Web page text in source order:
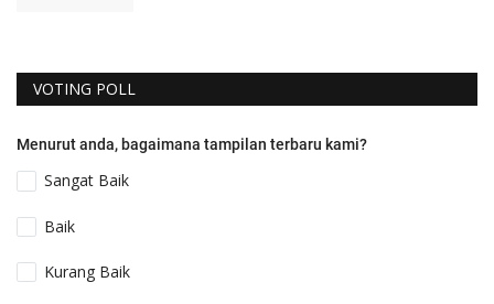
VOTING POLL
Menurut anda, bagaimana tampilan terbaru kami?
Sangat Baik
Baik
Kurang Baik